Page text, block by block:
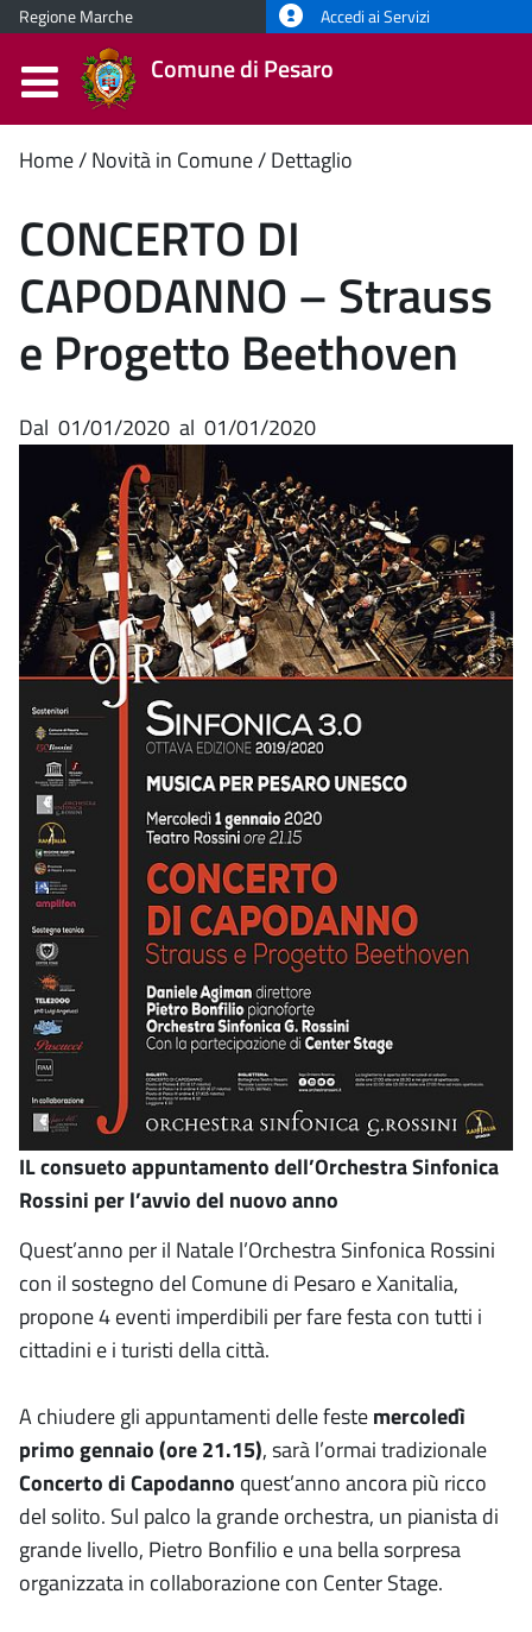
Regione Marche Accedi ai Servizi
Comune di Pesaro
Contenuto
principale
Home Novità in Comune Dettaglio
CONCERTO DI
CAPODANNO – Strauss
e Progetto Beethoven
Dal 01/01/2020 al 01/01/2020
IL consueto appuntamento dell’Orchestra Sinfonica
Rossini per l’avvio del nuovo anno
Quest’anno per il Natale l’Orchestra Sinfonica Rossini
con il sostegno del Comune di Pesaro e Xanitalia,
propone 4 eventi imperdibili per fare festa con tutti i
cittadini e i turisti della città.
A chiudere gli appuntamenti delle festemercoledì
primo gennaio (ore 21.15), sarà l’ormai tradizionale
Concerto di Capodanno quest’anno ancora più ricco
del solito. Sul palco la grande orchestra, un pianista di
grande livello, Pietro Bonfilio e una bella sorpresa
organizzata in collaborazione con Center Stage.